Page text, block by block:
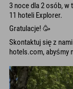
3 noce dla 2 osób, w
11 hoteli Explorer.
Gratulacje! 🥳
Skontaktuj się z
hotels.com, abyśmy